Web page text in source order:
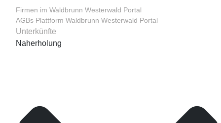
Firmen im Waldbrunn Westerwald Portal
AGBs Plattform Waldbrunn Westerwald Portal
Unterkünfte
Naherholung